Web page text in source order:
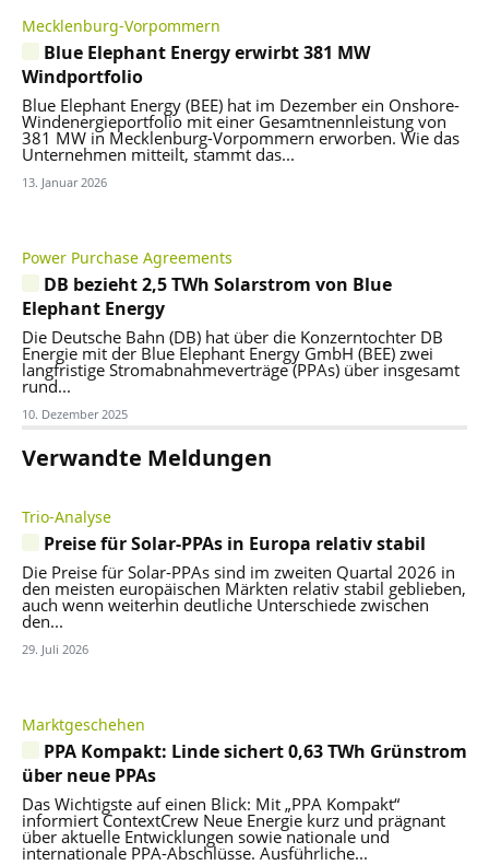
Mecklenburg-Vorpommern
Blue Elephant Energy erwirbt 381 MW
Windportfolio
Blue Elephant Energy (BEE) hat im Dezember ein Onshore-
Windenergieportfolio mit einer Gesamtnennleistung von
381 MW in Mecklenburg-Vorpommern erworben. Wie das
Unternehmen mitteilt, stammt das...
13. Januar 2026
Power Purchase Agreements
DB bezieht 2,5 TWh Solarstrom von Blue
Elephant Energy
Die Deutsche Bahn (DB) hat über die Konzerntochter DB
Energie mit der Blue Elephant Energy GmbH (BEE) zwei
langfristige Stromabnahmeverträge (PPAs) über insgesamt
rund...
10. Dezember 2025
Verwandte Meldungen
Trio-Analyse
Preise für Solar-PPAs in Europa relativ stabil
Die Preise für Solar-PPAs sind im zweiten Quartal 2026 in
den meisten europäischen Märkten relativ stabil geblieben,
auch wenn weiterhin deutliche Unterschiede zwischen
den...
29. Juli 2026
Marktgeschehen
PPA Kompakt: Linde sichert 0,63 TWh Grünstrom
über neue PPAs
Das Wichtigste auf einen Blick: Mit „PPA Kompakt“
informiert ContextCrew Neue Energie kurz und prägnant
über aktuelle Entwicklungen sowie nationale und
internationale PPA-Abschlüsse. Ausführliche...